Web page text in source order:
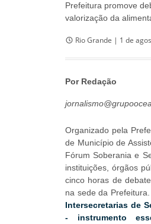
Prefeitura promove
valorização da
Rio Grande | 1 de
Por Redação
Organizado pela
de Município de
Fórum Soberania e
instituições, órgãos
cinco horas de
na sede da Prefeitura.
Intersecretarias de
- instrumento